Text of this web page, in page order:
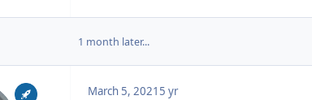
1 month later...
March 5, 2021 5 yr